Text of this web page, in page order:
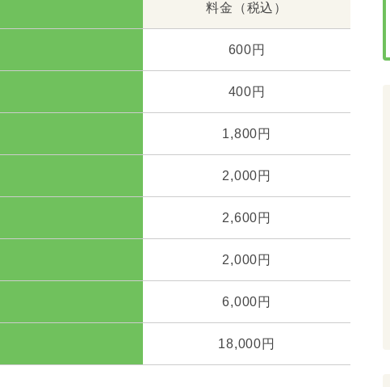
料金（税込）
600円
400円
1,800円
2,000円
2,600円
2,000円
6,000円
18,000円